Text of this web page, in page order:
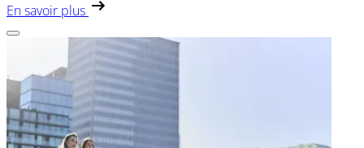
En savoir plus